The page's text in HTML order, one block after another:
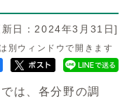
新日：2024年3月31日]
別ウィンドウで開きます
は、各分野の調